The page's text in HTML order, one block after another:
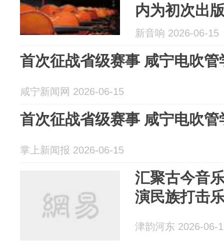
内为初次出
新音响 2026-06-15
首次征战省级赛事 咸宁电吹
咸宁新闻网 2026-06-15
首次征战省级赛事 咸宁电吹
掌上新闻报 2026-06-15
汇聚古今音
演民族打击
津韵河东 2026-06-